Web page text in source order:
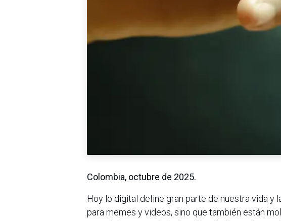
Colombia, octubre de 2025.
Hoy lo digital define gran parte de nuestra vida y
para memes y videos, sino que también están